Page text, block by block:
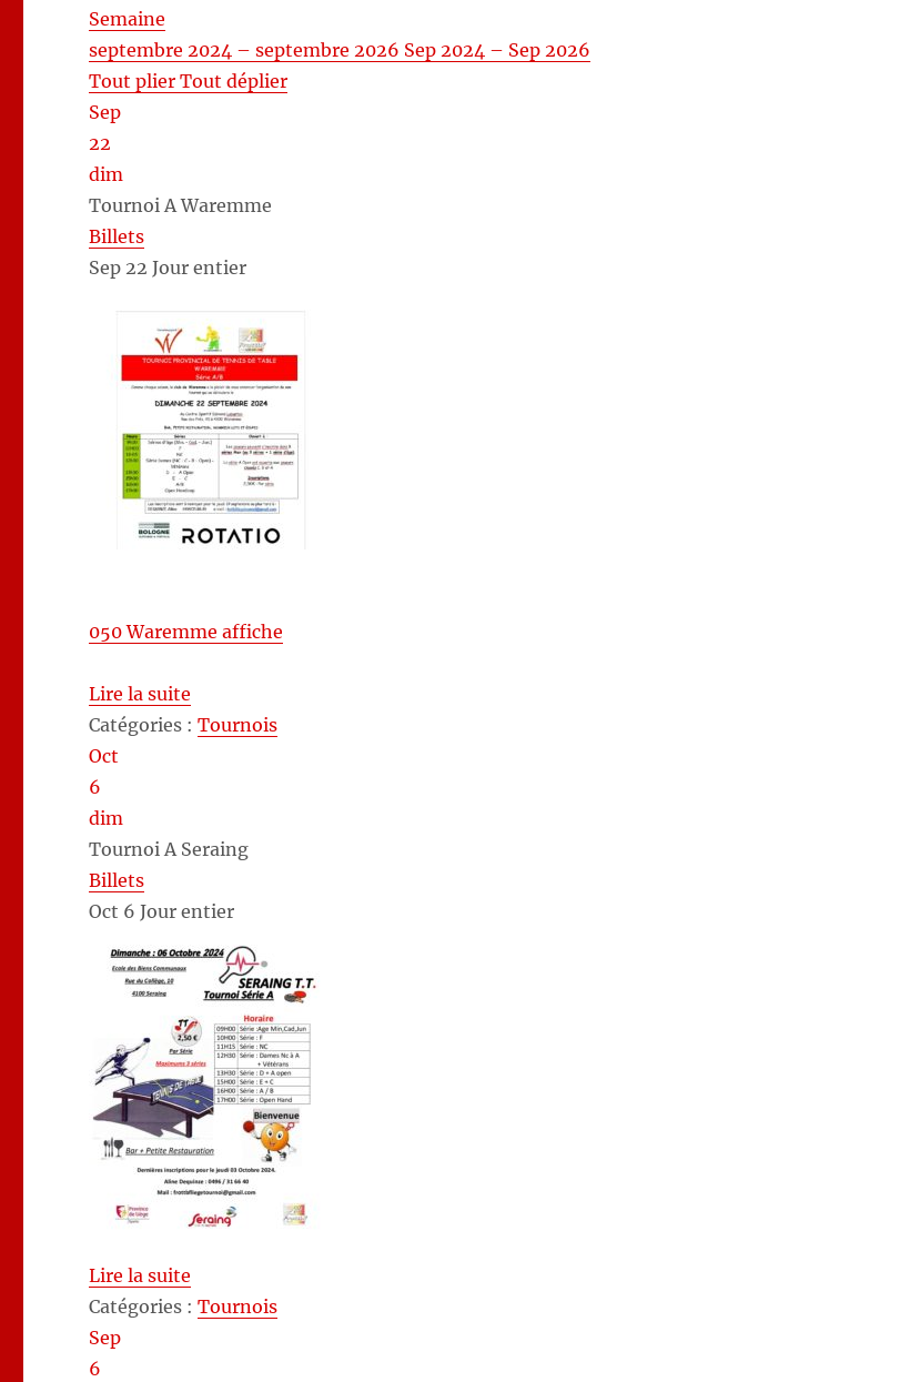
Semaine
septembre 2024 – septembre 2026 Sep 2024 – Sep 2026
Tout plierTout déplier
Sep
22
dim
Tournoi A Waremme
Billets
Sep 22Jour entier
050 Waremme affiche
Lire la suite
Catégories :Tournois
Oct
6
dim
Tournoi A Seraing
Billets
Oct 6Jour entier
Lire la suite
Catégories :Tournois
Sep
6